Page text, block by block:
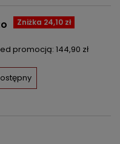
Zniżka 24,10 zł
promocją: 144,90 zł